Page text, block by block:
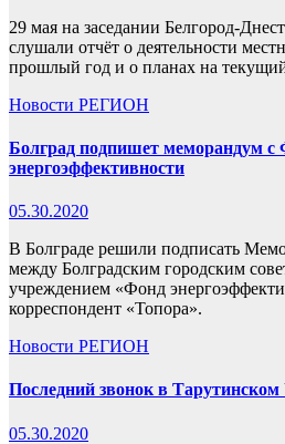
29 мая на заседании Белгород-
слушали отчёт о деятельности
прошлый год и о планах на
Новости РЕГИОН
Болград подпишет меморандум с
энергоэффективности
05.30.2020
В Болграде решили подписать
между Болградским городским
учреждением «Фонд
корреспондент «Топора».
Новости РЕГИОН
Последний звонок в
05.30.2020